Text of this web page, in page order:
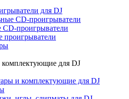
для DJ
CD-проигрыватели
CD-проигрыватели
проигрыватели
комплектующие для DJ
и комплектующие для DJ